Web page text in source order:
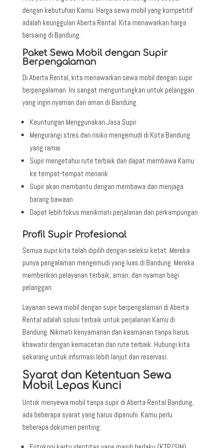
dengan kebutuhan Kamu. Harga sewa mobil yang kompetitif
adalah keunggulan Aberta Rental. Kita menawarkan harga
bersaing di Bandung.
Paket Sewa Mobil dengan Supir
Berpengalaman
Di Aberta Rental, kita menawarkan sewa mobil dengan supir
berpengalaman. Ini sangat menguntungkan untuk pelanggan
yang ingin nyaman dan aman di Bandung.
Keuntungan Menggunakan Jasa Supir
Mengurangi stres dan risiko mengemudi di Kota Bandung
yang ramai
Supir mengetahui rute terbaik dan dapat membawa Kamu
ke tempat-tempat menarik
Supir akan membantu dengan membawa dan menjaga
barang bawaan
Dapat lebih fokus menikmati perjalanan dan perkampungan
Profil Supir Profesional
Semua supir kita telah dipilih dengan seleksi ketat. Mereka
punya pengalaman mengemudi yang luas di Bandung. Mereka
memberikan pelayanan terbaik, aman, dan nyaman bagi
pelanggan.
Layanan sewa mobil dengan supir berpengalaman di Aberta
Rental adalah solusi terbaik untuk perjalanan Kamu di
Bandung. Nikmati kenyamanan dan keamanan tanpa harus
khawatir dengan kemacetan dan rute terbaik. Hubungi kita
sekarang untuk informasi lebih lanjut dan reservasi.
Syarat dan Ketentuan Sewa
Mobil Lepas Kunci
Untuk menyewa mobil tanpa supir di Aberta Rental Bandung,
ada beberapa syarat yang harus dipenuhi. Kamu perlu
beberapa dokumen penting: